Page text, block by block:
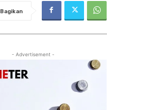
Bagikan
- Advertisement -